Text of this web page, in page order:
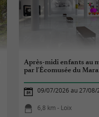
Après-midi enfants au
par l'Écomusée du
09/07/2026 au 27/08/
6,8 km - Loix